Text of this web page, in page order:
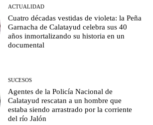
ACTUALIDAD
Cuatro décadas vestidas de violeta: la Peña
Garnacha de Calatayud celebra sus 40
años inmortalizando su historia en un
documental
SUCESOS
Agentes de la Policía Nacional de
Calatayud rescatan a un hombre que
estaba siendo arrastrado por la corriente
del río Jalón